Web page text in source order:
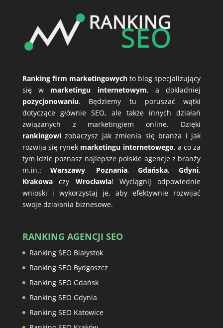
Ranking firm marketingowychto blog specjalizujący
się w marketingu internetowym, a dokładniej
pozycjonowaniu. Będziemy tu poruszać wątki
dotyczące głównie SEO, ale także innych działań
związanych z marketingiem online. Dzięki
rankingowizobaczysz jak zmienia się branża i jak
rozwija się rynek marketingu internetowego, a co za
tym idzie poznasz najlepsze polskie agencje z branży
m.in.: Warszawy, Poznania,Gdańska,Gdyni,
Krakowaczy Wrocławia! Wyciągnij odpowiednie
wnioski i wykorzystaj je, aby efektywnie rozwijać
swoje działania biznesowe.
RANKING AGENCJI SEO
Ranking SEO Białystok
Ranking SEO Bydgoszcz
Ranking SEO Gdańsk
Ranking SEO Gdynia
Ranking SEO Katowice